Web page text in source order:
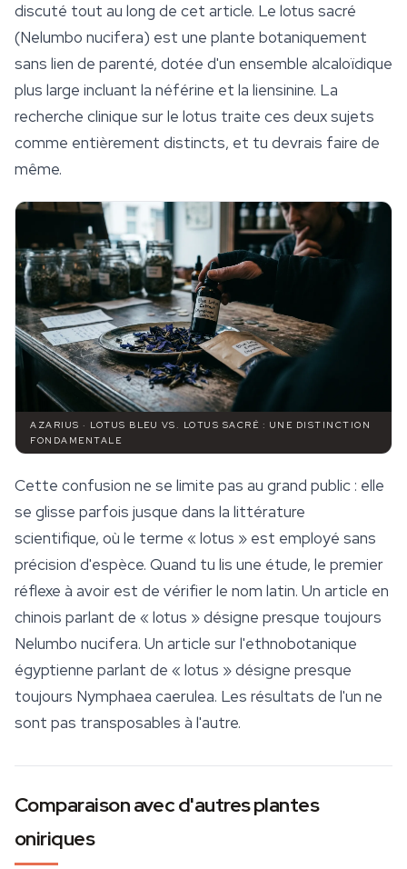
discuté tout au long de cet article. Le lotus sacré
(Nelumbo nucifera) est une plante botaniquement
sans lien de parenté, dotée d'un ensemble alcaloïdique
plus large incluant la néférine et la liensinine. La
recherche clinique sur le lotus traite ces deux sujets
comme entièrement distincts, et tu devrais faire de
même.
AZARIUS · LOTUS BLEU VS. LOTUS SACRÉ : UNE DISTINCTION
FONDAMENTALE
Cette confusion ne se limite pas au grand public : elle
se glisse parfois jusque dans la littérature
scientifique, où le terme « lotus » est employé sans
précision d'espèce. Quand tu lis une étude, le premier
réflexe à avoir est de vérifier le nom latin. Un article en
chinois parlant de « lotus » désigne presque toujours
Nelumbo nucifera. Un article sur l'ethnobotanique
égyptienne parlant de « lotus » désigne presque
toujours Nymphaea caerulea. Les résultats de l'un ne
sont pas transposables à l'autre.
Comparaison avec d'autres plantes
oniriques